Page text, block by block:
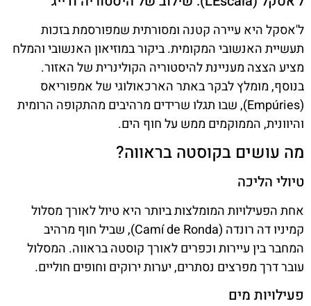
ל'אסקל היא עיירה קטנה ומסורתית שמפורסמת בזכות
תעשיית האנשובי המקומית. ביקור במוזיאון האנשובי והמלח
מציע הצצה מעניינת להיסטוריה הקולינרית של האזור.
בנוסף, מומלץ לבקר באתר הארכאולוגי של אמפוריאס
(Empúries), שבו תגלו שרידים מרהיבים מהתקופה הרומית
והיוונית, הממוקמים ממש על חוף הים.
מה עושים בקוסטה בראווה?
טיולי הליכה
אחת הפעילויות המומלצות ביותר היא טיול לאורך מסלול
קמיניו דה רונדה (Camí de Ronda), שביל חוף מרהיב
המחבר בין עיירות וכפרים לאורך קוסטה בראווה. המסלול
עובר דרך מפרצים נסתרים, יערות ירוקים וחופים חוליים.
פעילויות מים